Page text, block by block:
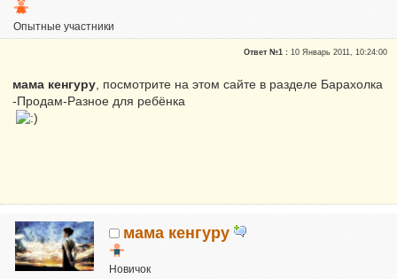
Опытные участники
Ответ №1 :10 Январь 2011, 10:24:00
мама кенгуру , посмотрите на этом сайте в разделе Барахолка
-Продам-Разное для ребёнка
мама кенгуру
Новичок